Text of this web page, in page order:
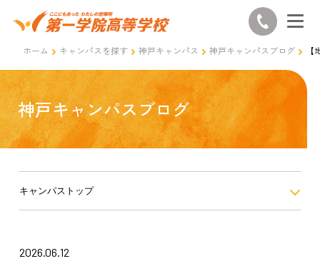
ホーム キャンパスを探す 神戸キャンパス 神戸キャンパスブログ
神戸キャンパスブログ
キャンパストップ
2026.06.12